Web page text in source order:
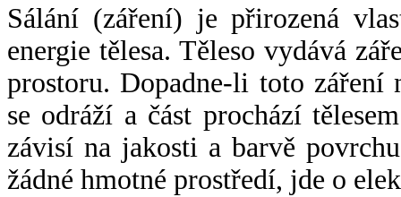
Sálání (záření) je přirozená
energie tělesa. Těleso vydává
prostoru. Dopadne-li toto záření
se odráží a část prochází
závisí na jakosti a barvě
žádné hmotné prostředí, jde o